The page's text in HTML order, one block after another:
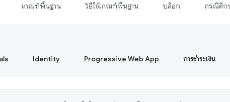
เกณฑ์พื้นฐาน วิธีใช้เกณฑ์พื้นฐาน บล็อก กรณีศึก
Identity Progressive Web App การชำระเงิน